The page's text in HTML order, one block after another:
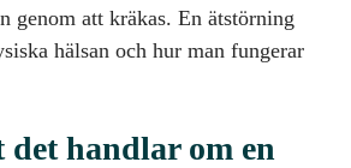
genom att kräkas. En ätstörning
hälsan och hur man fungerar
det handlar om en